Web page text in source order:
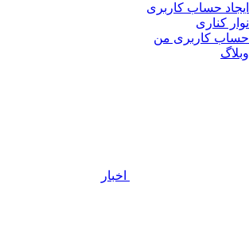
ایجاد حساب کاربری
نوار کناری
حساب کاربری من
وبلاگ
اخبار